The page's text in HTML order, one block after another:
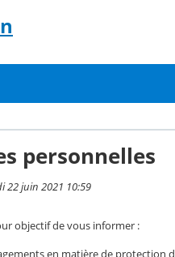
personnelles
22 juin 2021 10:59
objectif de vous informer :
en matière de protection